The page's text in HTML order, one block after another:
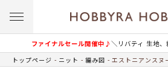
ファイナルセール開催中♪＼リバティ 生地
トップページ ニット 編み図 エストニアンスヌ